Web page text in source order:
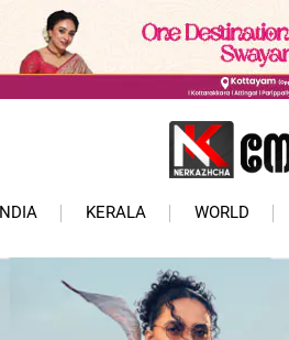
INDIA KERALA WORLD